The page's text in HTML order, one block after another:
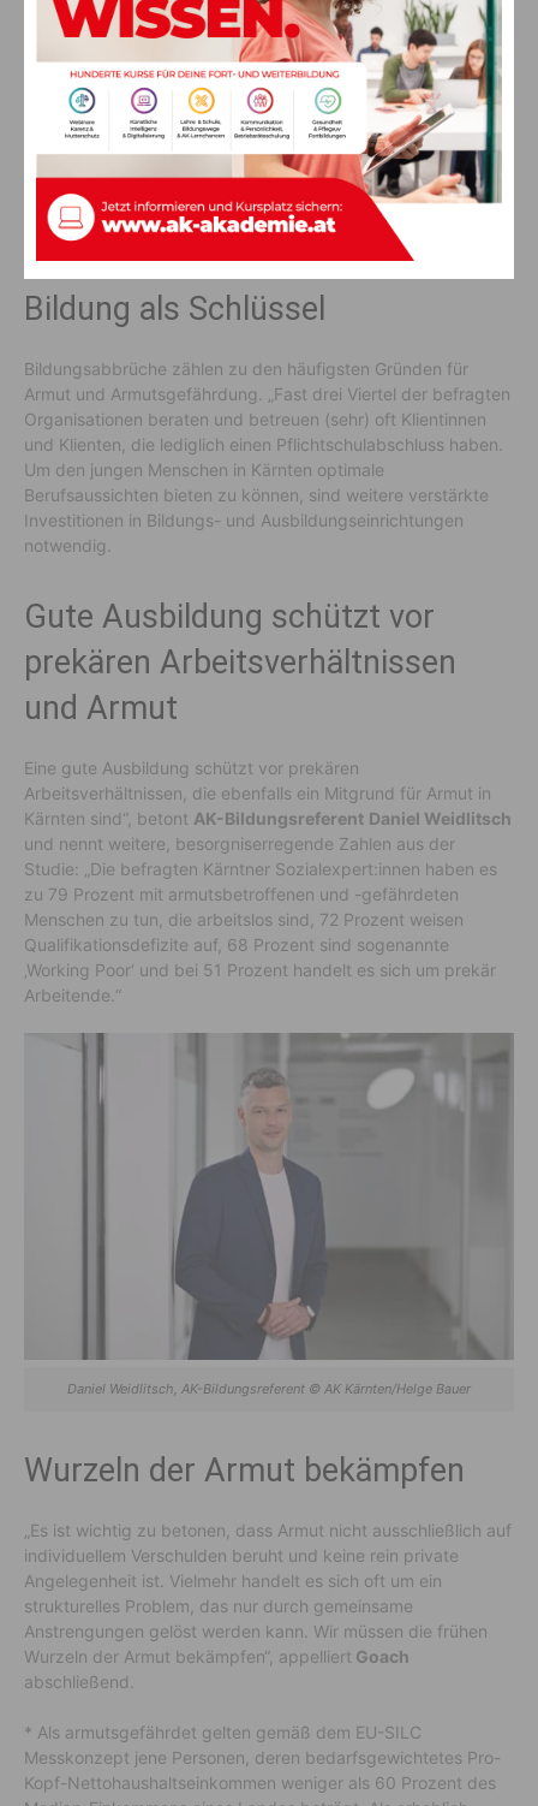
sein!“ © AK Kärnten/Gernot Gleiss
Die Armutsgefährdungsquote von Kindern, Jugendlichen und
abhängigen jungen Erwachsenen liegt laut EU-SILC 2023 bei
20 Prozent, Kinder alleinerziehender Eltern haben ein
Armutsrisiko von 42 Prozent, Kinder in Großfamilien mit
mindestens drei Kindern von 32 Prozent. Eine 63-prozentige
Armutsgefährdung haben Kinder, die mit zumindest
einem/einer Landzeitarbeitslosen zusammenleben.
Bildung als Schlüssel
Bildungsabbrüche zählen zu den häufigsten Gründen für
Armut und Armutsgefährdung. „Fast drei Viertel der befragten
Organisationen beraten und betreuen (sehr) oft Klientinnen
und Klienten, die lediglich einen Pflichtschulabschluss haben.
Um den jungen Menschen in Kärnten optimale
Berufsaussichten bieten zu können, sind weitere verstärkte
Investitionen in Bildungs- und Ausbildungseinrichtungen
notwendig.
Gute Ausbildung schützt vor
prekären Arbeitsverhältnissen
und Armut
Eine gute Ausbildung schützt vor prekären
Arbeitsverhältnissen, die ebenfalls ein Mitgrund für Armut in
Kärnten sind“, betont AK-Bildungsreferent Daniel Weidlitsch
und nennt weitere, besorgniserregende Zahlen aus der
Studie: „Die befragten Kärntner Sozialexpert:innen haben es
zu 79 Prozent mit armutsbetroffenen und -gefährdeten
Menschen zu tun, die arbeitslos sind, 72 Prozent weisen
Qualifikationsdefizite auf, 68 Prozent sind sogenannte
‚Working Poor‘ und bei 51 Prozent handelt es sich um prekär
Arbeitende.“
Daniel Weidlitsch, AK-Bildungsreferent © AK Kärnten/Helge Bauer
Wurzeln der Armut bekämpfen
„Es ist wichtig zu betonen, dass Armut nicht ausschließlich auf
individuellem Verschulden beruht und keine rein private
Angelegenheit ist. Vielmehr handelt es sich oft um ein
strukturelles Problem, das nur durch gemeinsame
Anstrengungen gelöst werden kann. Wir müssen die frühen
Wurzeln der Armut bekämpfen“, appelliert Goach
abschließend.
* Als armutsgefährdet gelten gemäß dem EU-SILC
Messkonzept jene Personen, deren bedarfsgewichtetes Pro-
Kopf-Nettohaushaltseinkommen weniger als 60 Prozent des